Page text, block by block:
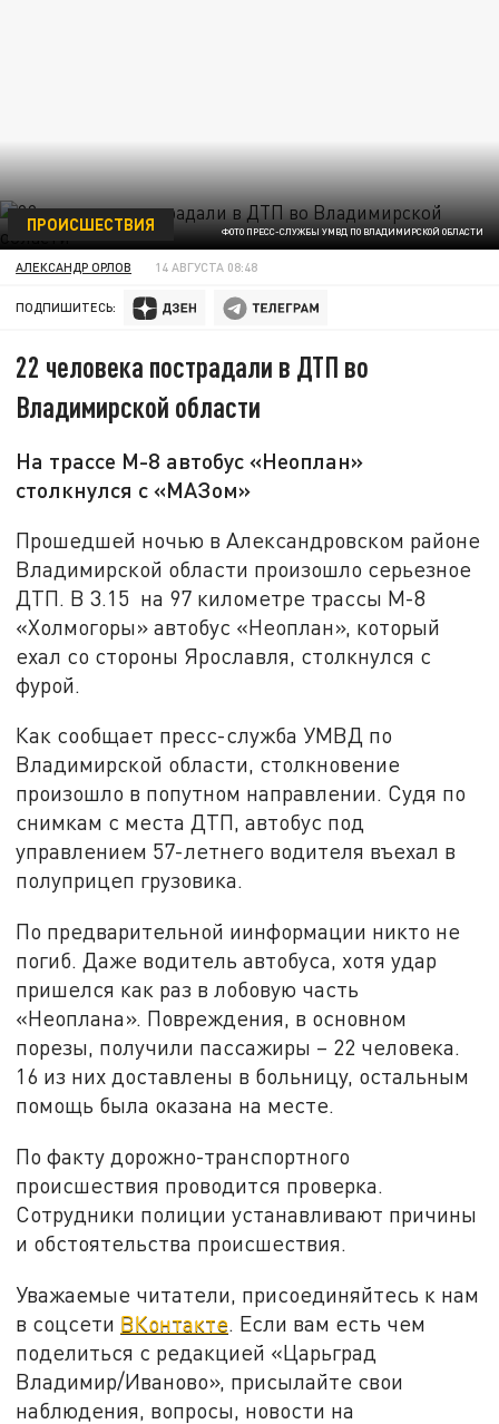
ФОТО ПРЕСС-СЛУЖБЫ УМВД ПО ВЛАДИМИРСКОЙ ОБЛАСТИ
ПРОИСШЕСТВИЯ
АЛЕКСАНДР ОРЛОВ 14 АВГУСТА 08:48
ПОДПИШИТЕСЬ:
22 человека пострадали в ДТП во
Владимирской области
На трассе М-8 автобус «Неоплан»
столкнулся с «МАЗом»
Прошедшей ночью в Александровском районе
Владимирской области произошло серьезное
ДТП. В 3.15 на 97 километре трассы М-8
«Холмогоры» автобус «Неоплан», который
ехал со стороны Ярославля, столкнулся с
фурой.
Как сообщает пресс-служба УМВД по
Владимирской области, столкновение
произошло в попутном направлении. Судя по
снимкам с места ДТП, автобус под
управлением 57-летнего водителя въехал в
полуприцеп грузовика.
По предварительной иинформации никто не
погиб. Даже водитель автобуса, хотя удар
пришелся как раз в лобовую часть
«Неоплана». Повреждения, в основном
порезы, получили пассажиры – 22 человека.
16 из них доставлены в больницу, остальным
помощь была оказана на месте.
По факту дорожно-транспортного
происшествия проводится проверка.
Сотрудники полиции устанавливают причины
и обстоятельства происшествия.
Уважаемые читатели, присоединяйтесь к нам
в соцсети ВКонтакте . Если вам есть чем
поделиться с редакцией «Царьград
Владимир/Иваново», присылайте свои
наблюдения, вопросы, новости на